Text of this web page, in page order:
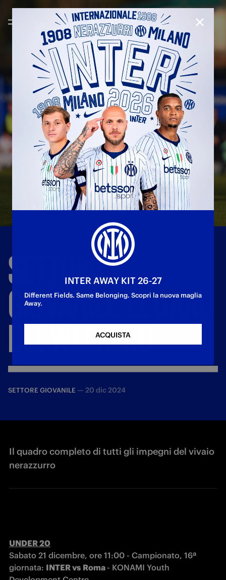
SETTORE
GIOVANILE,LEGARE
DELWEEKEND
SETTORE GIOVANILE — 20 dic 2024
Il quadro completo di tutti gli impegni del vivaio
nerazzurro
Sabato 21 dicembre, ore 11:00 - Campionato, 16ª
giornata: INTER vs Roma - KONAMI Youth
INTER AWAY KIT 26-27
Different Fields. Same Belonging. Scopri la nuova maglia
Away.
ACQUISTA